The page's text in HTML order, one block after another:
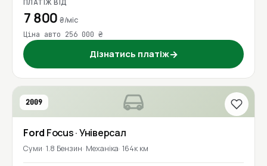
ПЛАТІЖ ВІД
7 800₴/міс
Ціна авто 256 000 ₴
Дізнатись платіж→
2009
Ford Focus· Універсал
Суми 1.8 Бензин Механіка 164к км